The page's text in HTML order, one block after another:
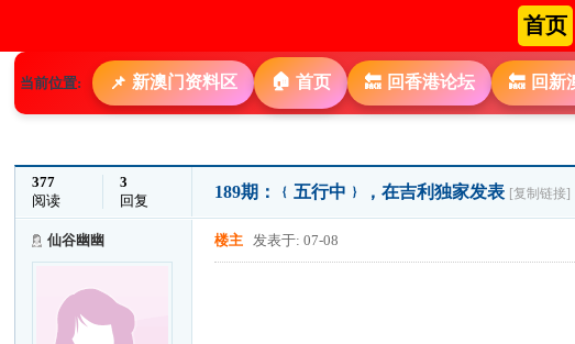
首页
当前位置: 📌 新澳门资料区 🏠 首页 🔙 回香港论坛 🔙 回新
377
阅读
3
回复
189期：﹛五行中﹜，在吉利独家发表 [复制链接]
仙谷幽幽 楼主 发表于: 07-08